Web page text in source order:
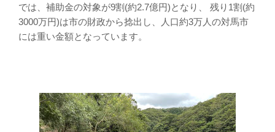
では、補助金の対象が9割(約2.7億円)となり、 残り1割(約
3000万円)は市の財政から捻出し、人口約3万人の対馬市
には重い金額となっています。